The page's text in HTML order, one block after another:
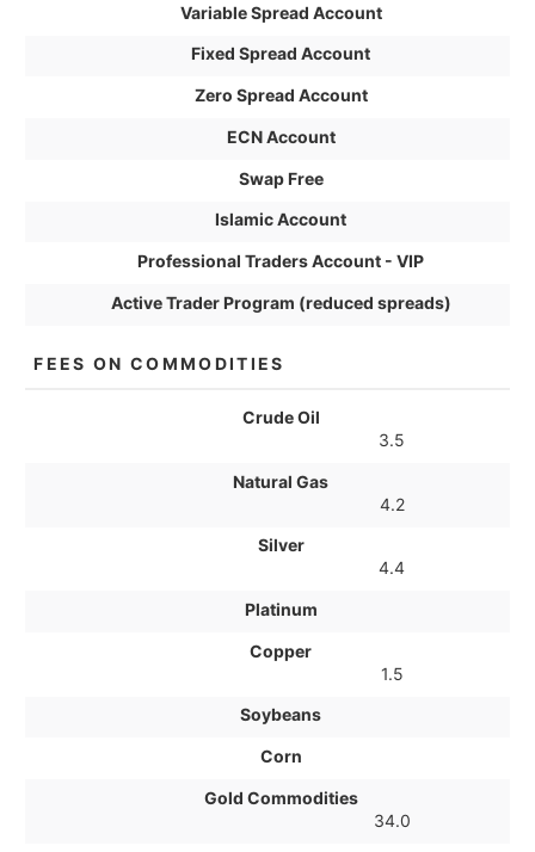
Variable Spread Account
Fixed Spread Account
Zero Spread Account
ECN Account
Swap Free
Islamic Account
Professional Traders Account - VIP
Active Trader Program (reduced spreads)
FEES ON COMMODITIES
Crude Oil
3.5
Natural Gas
4.2
Silver
4.4
Platinum
Copper
1.5
Soybeans
Corn
Gold Commodities
34.0